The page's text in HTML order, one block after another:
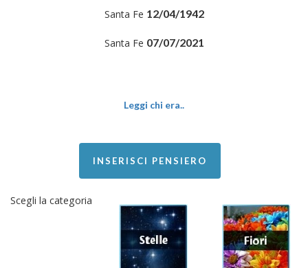
Santa Fe 12/04/1942
Santa Fe 07/07/2021
Leggi chi era..
INSERISCI PENSIERO
Scegli la categoria